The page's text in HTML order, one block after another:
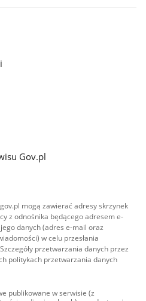
Gov.pl
mogą zawierać adresy skrzynek
z odnośnika będącego adresem e-
danych (adres e-mail oraz
w celu przesłania
przetwarzania danych przez
politykach przetwarzania danych
publikowane w serwisie (z